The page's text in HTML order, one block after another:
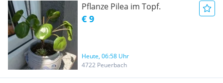
Pflanze Pilea im Topf.
€ 9
Heute, 06:58 Uhr
4722 Peuerbach